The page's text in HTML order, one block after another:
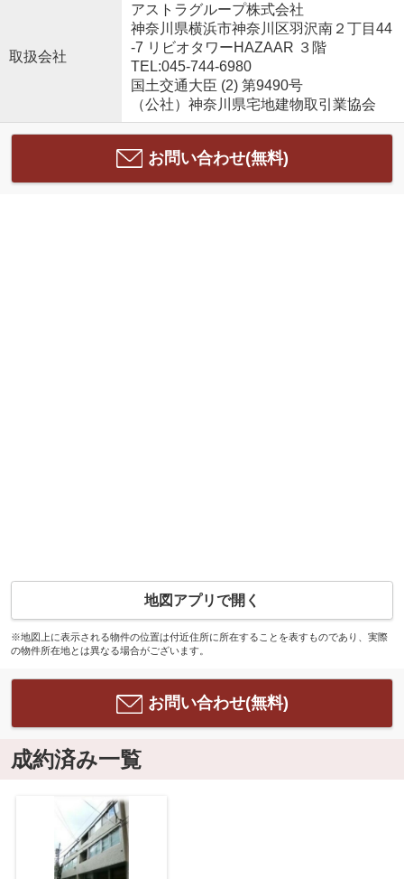
取扱会社
アストラグループ株式会社
神奈川県横浜市神奈川区羽沢南２丁目44
-7 リビオタワーHAZAAR ３階
TEL:045-744-6980
国土交通大臣 (2) 第9490号
（公社）神奈川県宅地建物取引業協会
お問い合わせ(無料)
地図アプリで開く
※地図上に表示される物件の位置は付近住所に所在することを表すものであり、実際
の物件所在地とは異なる場合がございます。
お問い合わせ(無料)
成約済み一覧